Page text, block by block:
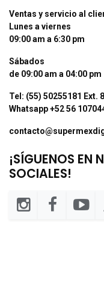
Ventas y servicio al
Lunes a viernes
09:00 am a 6:30 pm
Sábados
de 09:00 am a 04:00 pm
Tel: (55) 50255181 Ext.
Whatsapp +52 56
¡SÍGUENOS EN
SOCIALES!